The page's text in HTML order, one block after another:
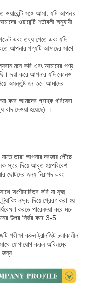
ওয়ারেন্টি সঙ্গে আসা. যদি আপনার
ওয়ারেন্টি শর্তাবলী অনুযায়ী
এবং তথ্য পেতে এবং যদি
আপনার পণ্যটি আমাদের সাথে
মনে করি এবং আমাদের পণ্য
দয়া করে আপনার যদি কোনও
অসন্তুষ্ট হন তবে আমাদের
করে আমাদের গ্রাহক পরিষেবা
বাদ দেওয়া হয়েছে) ।
যাতে তারা আপনার দরজায় পৌঁছে
স্তর দিয়ে আবৃত হয়পরিবেশ
ছোটদের জন্য নিরাপদ এবং
অংশীদারিত্ব করি যা সূক্ষ্ম
নম্বর দিয়ে প্রেরণ করা হয়
করতে পারেনদয়া করে মনে
উপর নির্ভর করে 3-5
পরীক্ষা করুন ট্রানজিট চলাকালীন
যোগাযোগ করুন অবিলম্বে
জন্য.